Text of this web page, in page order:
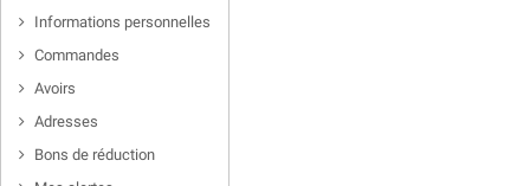
Informations personnelles
Commandes
Avoirs
Adresses
Bons de réduction